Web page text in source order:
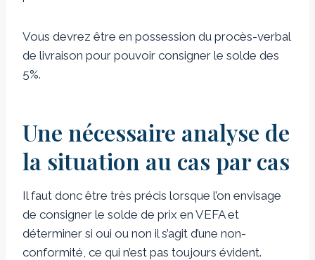
Vous devrez être en possession du procès-verbal
de livraison pour pouvoir consigner le solde des
5%.
Une nécessaire analyse de
la situation au cas par cas
Il faut donc être très précis lorsque l’on envisage
de consigner le solde de prix en VEFA et
déterminer si oui ou non il s’agit d’une non-
conformité, ce qui n’est pas toujours évident.